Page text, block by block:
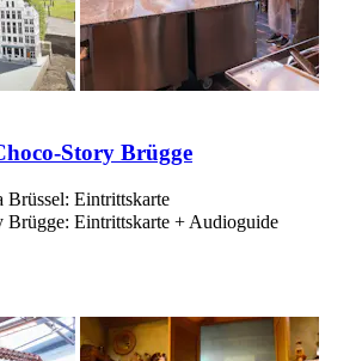
Story Brügge
Brüssel: Eintrittskarte
Brügge: Eintrittskarte + Audioguide